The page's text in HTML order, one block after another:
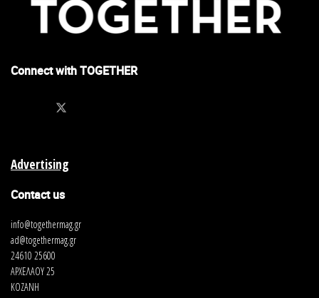
Connect with TOGETHER
Advertising
Contact us
info@togethermag.gr
ad@togethermag.gr
24610 25600
ΑΡΧΕΛΑΟΥ 25
ΚΟΖΑΝΗ